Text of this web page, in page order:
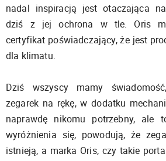
nadal inspiracją jest otaczająca
dziś z jej ochrona w tle. Oris
certyfikat poświadczający, że jest
dla klimatu.
Dziś wszyscy mamy
zegarek na rękę, w dodatku
naprawdę nikomu potrzebny, ale
wyróżnienia się, powodują, że
istnieją, a marka Oris, czy takie